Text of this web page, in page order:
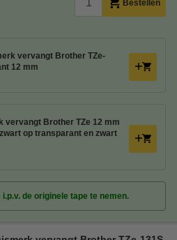
Bestellen
vervangt Brother TZe-
12 mm
vervangt Brother TZe 12 mm
op transparant en zwart
de originele tape te nemen.